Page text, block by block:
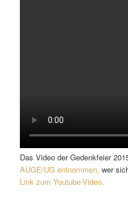
Das Video der Gedenkfeier
AUGE/UG entnommen,wer
Link zum Youtube-Video.